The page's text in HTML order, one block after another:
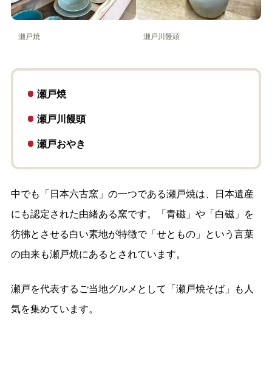
瀬戸焼 瀬戸川饅頭
瀬戸焼
瀬戸川饅頭
瀬戸おやき
中でも「日本六古窯」の一つである瀬戸焼は、日本遺産
にも認定された由緒ある窯です。「青磁」や「白磁」を
彷彿とさせる白い素地が特徴で「せともの」という言葉
の由来も瀬戸焼にあるとされています。
瀬戸を代表するご当地グルメとして「瀬戸焼そば」も人
気を集めています。